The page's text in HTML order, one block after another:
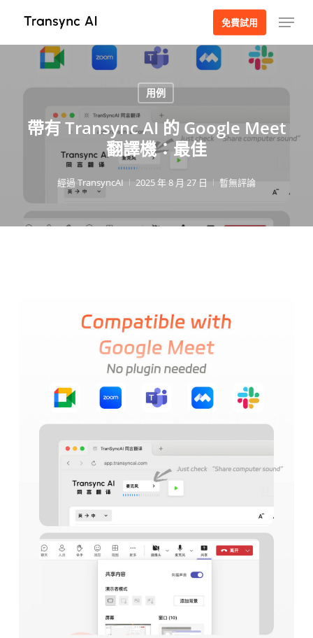
主
免費試用 選單
用例
帶有 Transync AI 的 Google Meet
翻譯機：最佳
經過 TransyncAI 2025 年 8 月 27 日 暫無評論